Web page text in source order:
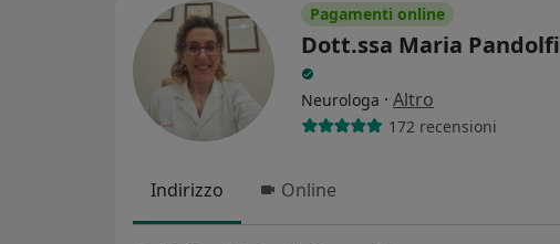
Pagamenti online
Dott.ssa Maria Pandolfi
Neurologa · Altro
172 recensioni
Indirizzo Online